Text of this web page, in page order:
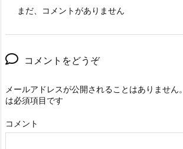
まだ、コメントがありません
コメントをどうぞ
メールアドレスが公開されることはありません。
は必須項目です
コメント